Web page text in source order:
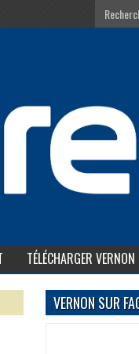
TÉLÉCHARGER
VERNON SUR